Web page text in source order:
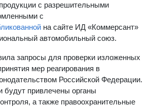
с разрешительными
с
на сайте ИД «Коммерсант»
автомобильный союз.
запросы для проверки изложенных
мер реагирования в
Российской Федерации.
будут привлечены органы
а также правоохранительные